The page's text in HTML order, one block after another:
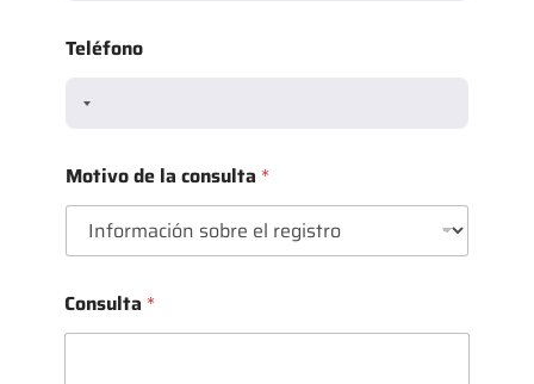
Teléfono
Motivo de la consulta *
Consulta *